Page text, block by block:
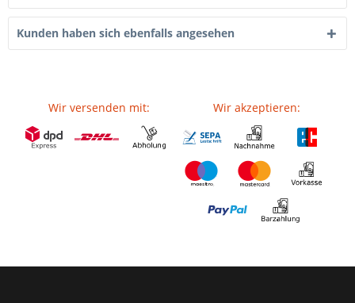
Kunden haben sich ebenfalls angesehen
Wir versenden mit: Wir akzeptieren: